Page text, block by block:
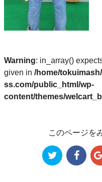
Warning: in_array()
given in /home/
ss.com/public_html/wp-
content/themes/
このページを